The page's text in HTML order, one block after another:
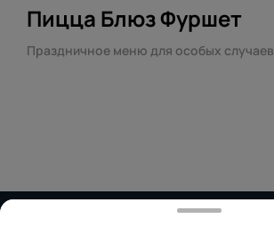
Пицца Блюз Фуршет
Праздничное меню для особых